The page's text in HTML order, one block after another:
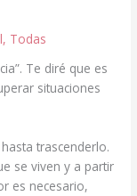
, Todas
Te diré que es
situaciones
trascenderlo.
se viven y a partir
es necesario,